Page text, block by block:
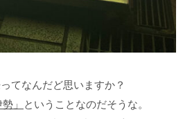
てなんだど思いますか？
」
ということなのだそうな。